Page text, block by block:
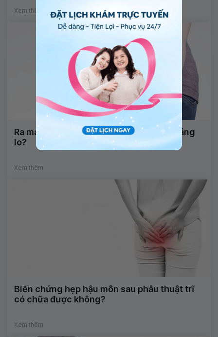
Xem thêm
Ra máu hậu môn sau 1 tháng cắt trĩ có đáng
lo?
Xem thêm
Biến chứng hẹp hậu môn sau phẫu thuật trĩ
có chữa được không?
Xem thêm